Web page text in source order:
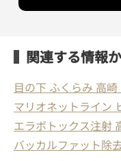
関連する情報
目の下 ふくらみ 高
マリオネットライン
エラボトックス注射
バッカルファット除